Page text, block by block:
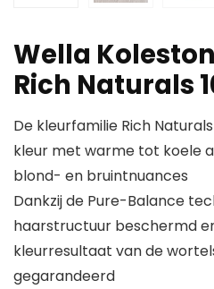
Wella
Rich Naturals
De kleurfamilie Rich
kleur met warme tot koele
blond- en bruintnuances
Dankzij de Pure-Balance
haarstructuur beschermd
kleurresultaat van de
gegarandeerd